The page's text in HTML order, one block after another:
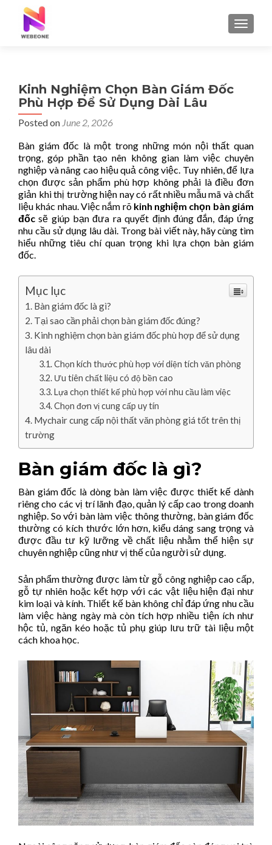
Kinh Nghiệm Chọn Bàn Giám Đốc
Phù Hợp Để Sử Dụng Dài Lâu
Posted on June 2, 2026
Bàn giám đốc là một trong những món nội thất quan
trọng, góp phần tạo nên không gian làm việc chuyên
nghiệp và nâng cao hiệu quả công việc. Tuy nhiên, để lựa
chọn được sản phẩm phù hợp không phải là điều đơn
giản khi thị trường hiện nay có rất nhiều mẫu mã và chất
liệu khác nhau. Việc nắm rõ kinh nghiệm chọn bàn giám
đốc sẽ giúp bạn đưa ra quyết định đúng đắn, đáp ứng
nhu cầu sử dụng lâu dài. Trong bài viết này, hãy cùng tìm
hiểu những tiêu chí quan trọng khi lựa chọn bàn giám
đốc.
Mục lục
Bàn giám đốc là gì?
Tại sao cần phải chọn bàn giám đốc đúng?
Kinh nghiệm chọn bàn giám đốc phù hợp để sử dụng
lâu dài
Chọn kích thước phù hợp với diện tích văn phòng
Ưu tiên chất liệu có độ bền cao
Lựa chọn thiết kế phù hợp với nhu cầu làm việc
Chọn đơn vị cung cấp uy tín
Mychair cung cấp nội thất văn phòng giá tốt trên thị
trường
Bàn giám đốc là gì?
Bàn giám đốc là dòng bàn làm việc được thiết kế dành
riêng cho các vị trí lãnh đạo, quản lý cấp cao trong doanh
nghiệp. So với bàn làm việc thông thường, bàn giám đốc
thường có kích thước lớn hơn, kiểu dáng sang trọng và
được đầu tư kỹ lưỡng về chất liệu nhằm thể hiện sự
chuyên nghiệp cũng như vị thế của người sử dụng.
Sản phẩm thường được làm từ gỗ công nghiệp cao cấp,
gỗ tự nhiên hoặc kết hợp với các vật liệu hiện đại như
kim loại và kính. Thiết kế bàn không chỉ đáp ứng nhu cầu
làm việc hàng ngày mà còn tích hợp nhiều tiện ích như
hộc tủ, ngăn kéo hoặc tủ phụ giúp lưu trữ tài liệu một
cách khoa học.